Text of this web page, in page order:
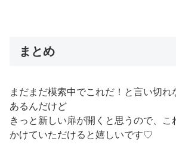
まとめ
まだまだ模索中でこれだ！と言い切れ
あるんだけど
きっと新しい扉が開くと思うので、こ
かけていただけると嬉しいです♡